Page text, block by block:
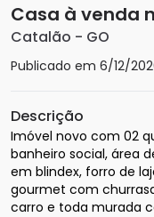
Casa à venda
Catalão - GO
Publicado em 6/12/
Descrição
Imóvel novo com 02
banheiro social, área
em blindex, forro de
gourmet com
carro e toda murada